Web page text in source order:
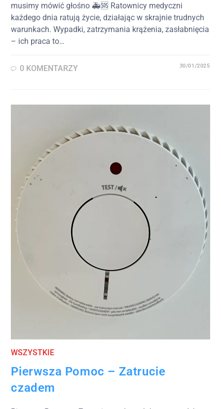
musimy mówić głośno 🚑🆘 Ratownicy medyczni
każdego dnia ratują życie, działając w skrajnie trudnych
warunkach. Wypadki, zatrzymania krążenia, zasłabnięcia
– ich praca to…
0 KOMENTARZY 30/01/2025
WSZYSTKIE
Pierwsza Pomoc – Zatrucie
czadem